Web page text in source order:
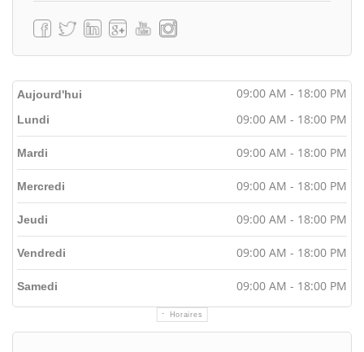
Aujourd'hui 09:00 AM - 18:00 PM
Horaires
Lundi 09:00 AM - 18:00 PM
Mardi 09:00 AM - 18:00 PM
Mercredi 09:00 AM - 18:00 PM
Jeudi 09:00 AM - 18:00 PM
Vendredi 09:00 AM - 18:00 PM
Samedi 09:00 AM - 18:00 PM